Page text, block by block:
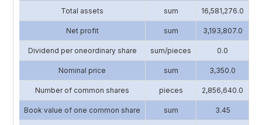
Total assets sum 16,581,276.0
Net profit sum 3,193,807.0
Dividend per oneordinary share sum/pieces 0.0
Nominal price sum 3,350.0
Number of common shares pieces 2,856,640.0
Book value of one common share sum 3.45